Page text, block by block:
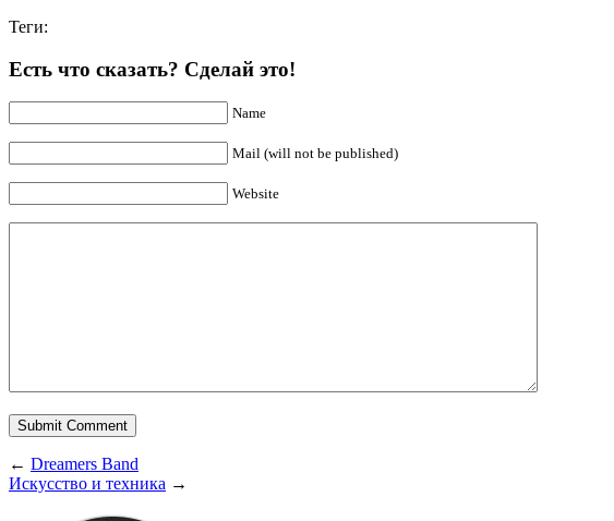
Теги:
Есть что сказать? Сделай это!
Name
Mail (will not be published)
Website
← Dreamers Band
Искусство и техника →